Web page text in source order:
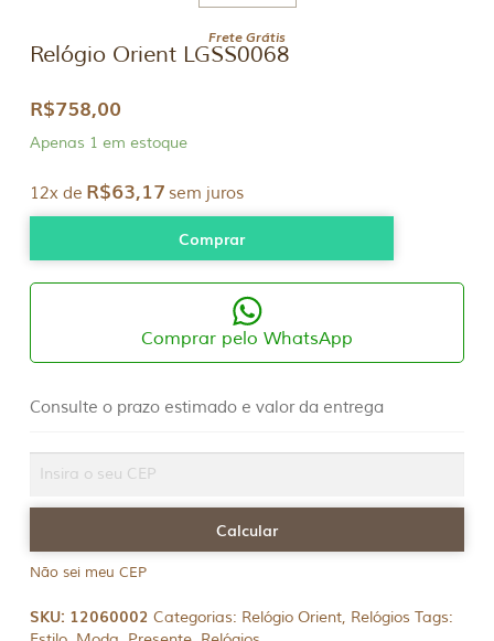
Frete Grátis
Relógio Orient LGSS0068
R$758,00
Apenas 1 em estoque
12x de R$63,17 sem juros
Comprar
Comprar pelo WhatsApp
Consulte o prazo estimado e valor da entrega
Não sei meu CEP
SKU: 12060002 Categorias: Relógio Orient, Relógios Tags: